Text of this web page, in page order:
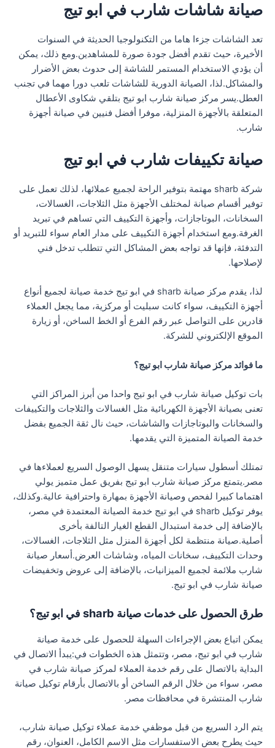
صيانة شاشات شارب في ابو تيج
تعد الشاشات جزءا هاما من التكنولوجيا الحديثة في السنوات
الأخيرة، حيث تقدم أفضل جودة صورة للمشاهدين.ومع ذلك، يمكن
أن يؤدي الاستخدام المستمر للشاشة إلى حدوث بعض الأضرار
والمشاكل.لذا، الصيانة الدورية للشاشات تلعب دورا مهما في تجنب
العطل.يسر مركز صيانة شارب ابو تيج بتلقي شكاوى الأعطال
المتعلقة بالأجهزة المنزلية، موفرا أفضل فنيين في صيانة أجهزة
شارب.
صيانة تكييفات شارب في ابو تيج
شركة sharb مهتمة بتوفير الراحة لجميع عملائها، لذلك تعمل على
توفير أقسام صيانة لمختلف الأجهزة مثل الثلاجات، الغسالات،
السخانات، البوتاجازات، وأجهزة التكييف التي تساهم في تبريد
الغرفة.ومع استخدام أجهزة التكييف على مدار العام سواء للتبريد أو
التدفئة، فإنها قد تواجه بعض المشاكل التي تتطلب تدخل فني
لإصلاحها.
لذا، يقدم مركز صيانة sharb في ابو تيج خدمة صيانة لجميع أنواع
أجهزة التكييف، سواء كانت سبليت أو مركزية، مما يجعل العملاء
قادرين على التواصل عبر رقم الفرع أو الخط الساخن، أو زيارة
الموقع الإلكتروني للشركة.
ما فوائد مركز صيانة شارب ابو تيج؟
بات توكيل صيانة شارب في ابو تيج واحدا من أبرز المراكز التي
تعنى بصيانة الأجهزة الكهربائية مثل الغسالات والثلاجات والتكييفات
والسخانات والبوتاجازات والشاشات، حيث نال ثقة الجميع بفضل
خدمة الصيانة المتميزة التي يقدمها.
تمتلك أسطول سيارات متنقل يسهل الوصول السريع لعملاءها في
مصر.يتمتع مركز صيانة شارب ابو تيج بفريق عمل متميز يولي
اهتماما كبيرا لفحص وصيانة الأجهزة بمهارة واحترافية عالية.وكذلك،
يوفر توكيل sharb في ابو تيج خدمة الصيانة المعتمدة في مصر،
بالإضافة إلى خدمة استبدال القطع الغيار التالفة بأخرى
أصلية.صيانة منتظمة لكل أجهزة المنزل مثل الثلاجات، الغسالات،
وحدات التكييف، سخانات المياه، وشاشات العرض.أسعار صيانة
شارب ملائمة لجميع الميزانيات، بالإضافة إلى عروض وتخفيضات
صيانة شارب في ابو تيج.
طرق الحصول على خدمات صيانة sharb في ابو تيج؟
يمكن اتباع بعض الإجراءات السهلة للحصول على خدمة صيانة
شارب في ابو تيج، مصر، وتتمثل هذه الخطوات في:يبدأ الاتصال في
البداية بالاتصال على رقم خدمة العملاء لمركز صيانة شارب في
مصر، سواء من خلال الرقم الساخن أو بالاتصال بأرقام توكيل صيانة
شارب المنتشرة في محافظات مصر.
يتم الرد السريع من قبل موظفي خدمة عملاء توكيل صيانة شارب،
حيث يطرح بعض الاستفسارات مثل الاسم الكامل، العنوان، رقم